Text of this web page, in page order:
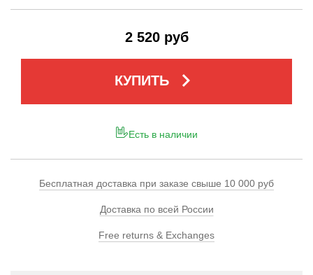
2 520 руб
КУПИТЬ keyboard_arrow_right
Есть в наличии
Бесплатная доставка при заказе свыше 10 000 руб
Доставка по всей России
Free returns & Exchanges